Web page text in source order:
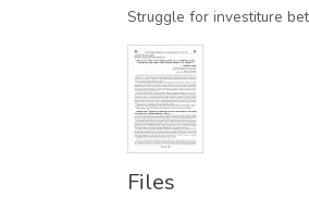
Struggle for investiture
Files